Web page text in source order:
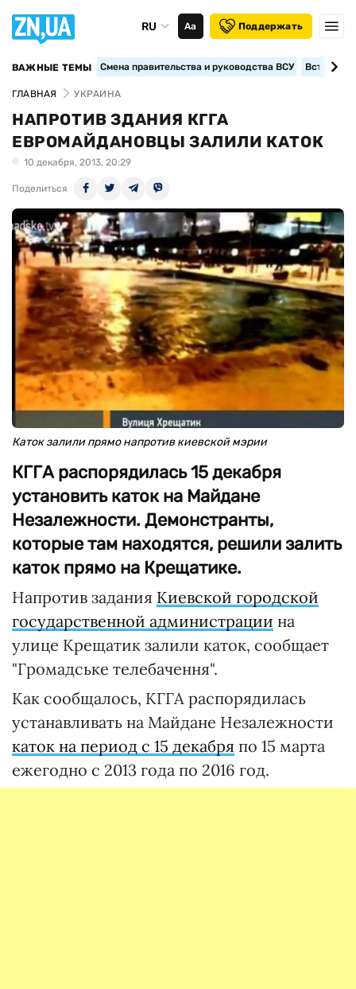
RU Аа Поддержать
ВАЖНЫЕ ТЕМЫ Смена правительства и руководства ВСУ
ГЛАВНАЯ УКРАИНА
НАПРОТИВ ЗДАНИЯ КГГА
ЕВРОМАЙДАНОВЦЫ ЗАЛИЛИ КАТОК
10 декабря, 2013, 20:29
Поделиться
Каток залили прямо напротив киевской мэрии
КГГА распорядилась 15 декабря
установить каток на Майдане
Незалежности. Демонстранты,
которые там находятся, решили залить
каток прямо на Крещатике.
Напротив задания Киевской городской
государственной администрации на
улице Крещатик залили каток, сообщает
"Громадське телебачення".
Как сообщалось, КГГА распорядилась
устанавливать на Майдане Незалежности
каток на период с 15 декабря по 15 марта
ежегодно с 2013 года по 2016 год.